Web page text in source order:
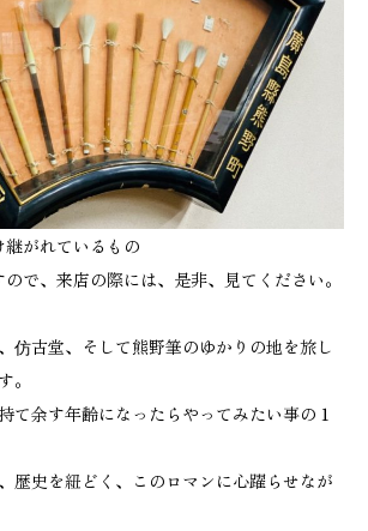
継がれているもの
で、来店の際には、是非、見てください。
仿古堂、そして熊野筆のゆかりの地を旅し
。
て余す年齢になったらやってみたい事の１
歴史を紐どく、このロマンに心躍らせなが